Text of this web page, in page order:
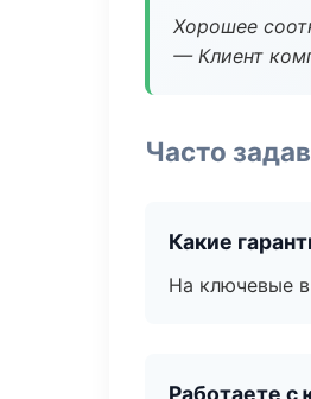
Хорошее
— Клиент
Часто
Какие
На ключевые
Работаете